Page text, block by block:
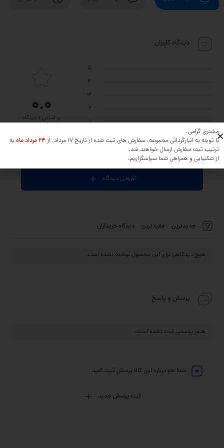
دیدگاه کاربران
جدیدترین مفیدترین دیدگاه خریداران
هیچ دیدگاهی برای این محصول نوشته نشده است.
5
4
3
2
1
0.0
بر اساس 0 دیدگاه
نظر خود را در مورد این محصول بنویسید ...
افزودن دیدگاه
پرسش و پاسخ
هنوز پرسشی ثبت نشده است.
شما هم درباره این کالا پرسش ثبت کنید
ثبت پرسش جدید
مشتری گرامی،
با توجه به انبارگردانی مجموعه، سفارش های ثبت شده از تاریخ 17 مرداد، از
24 مرداد ماه
به
ترتیب ثبت سفارش ارسال خواهند شد.
از شکیبایی و همراهی شما سپاسگزاریم.